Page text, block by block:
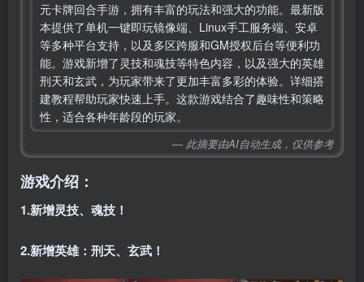
元卡牌回合手游，拥有丰富的玩法和强大的功能。最新版
本提供了单机一键即玩镜像端、Linux手工服务端、安卓
等多种平台支持，以及多区跨服和GM授权后台等便利功
能。游戏新增了灵技和魂技等特色内容，以及强大的英雄
刑天和玄武，为玩家带来了更加丰富多彩的体验。详细搭
建教程帮助玩家快速上手。这款游戏结合了趣味性和策略
性，适合各种年龄段的玩家。
— 此摘要由AI自动生成，仅供参考
游戏介绍：
1.新增灵技、魂技！
2.新增英雄：刑天、玄武！